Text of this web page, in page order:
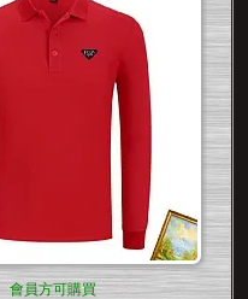
會員方可購買